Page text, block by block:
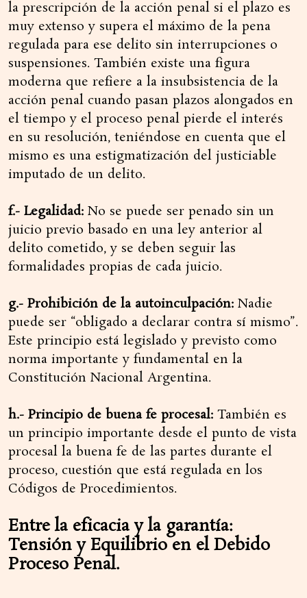
la prescripción de la acción penal si el plazo es
muy extenso y supera el máximo de la pena
regulada para ese delito sin interrupciones o
suspensiones. También existe una figura
moderna que refiere a la insubsistencia de la
acción penal cuando pasan plazos alongados en
el tiempo y el proceso penal pierde el interés
en su resolución, teniéndose en cuenta que el
mismo es una estigmatización del justiciable
imputado de un delito.
f.- Legalidad: No se puede ser penado sin un
juicio previo basado en una ley anterior al
delito cometido, y se deben seguir las
formalidades propias de cada juicio.
g.- Prohibición de la autoinculpación: Nadie
puede ser “obligado a declarar contra sí mismo”.
Este principio está legislado y previsto como
norma importante y fundamental en la
Constitución Nacional Argentina.
h.- Principio de buena fe procesal: También es
un principio importante desde el punto de vista
procesal la buena fe de las partes durante el
proceso, cuestión que está regulada en los
Códigos de Procedimientos.
Entre la eficacia y la garantía:
Tensión y Equilibrio en el Debido
Proceso Penal.